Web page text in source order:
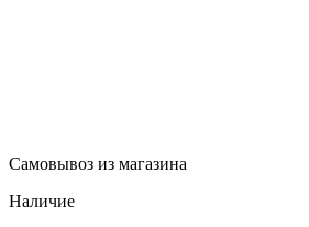
Самовывоз из магазина
Наличие